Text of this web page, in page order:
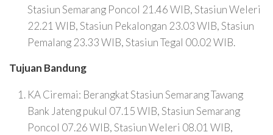
Stasiun Semarang Poncol 21.46 WIB, Stasiun Weleri
22.21 WIB, Stasiun Pekalongan 23.03 WIB, Stasiun
Pemalang 23.33 WIB, Stasiun Tegal 00.02 WIB.
Tujuan Bandung
KA Ciremai: Berangkat Stasiun Semarang Tawang
Bank Jateng pukul 07.15 WIB, Stasiun Semarang
Poncol 07.26 WIB, Stasiun Weleri 08.01 WIB,